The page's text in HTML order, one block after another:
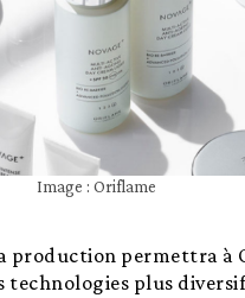
Image : Oriflame
production permettra à
technologies plus